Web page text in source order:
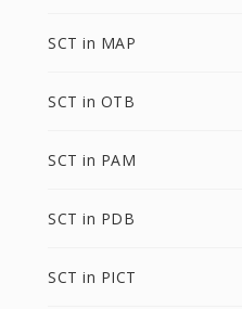
SCT in MAP
SCT in OTB
SCT in PAM
SCT in PDB
SCT in PICT